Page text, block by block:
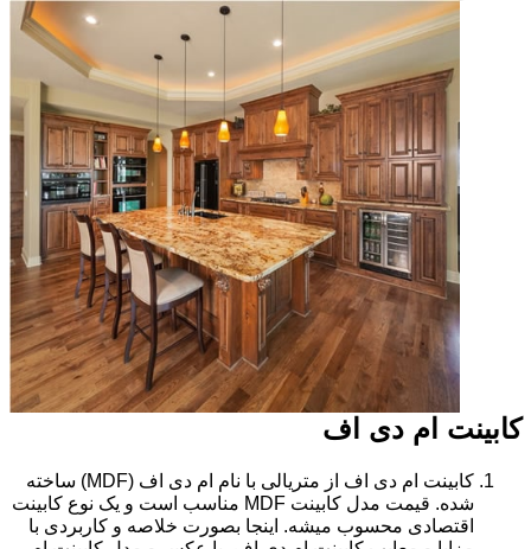
کابینت ام دی اف
کابینت ام دی اف از متریالی با نام ام دی اف (MDF) ساخته
شده. قیمت مدل کابینت MDF مناسب است و یک نوع کابینت
اقتصادی محسوب میشه. اینجا بصورت خلاصه و کاربردی با